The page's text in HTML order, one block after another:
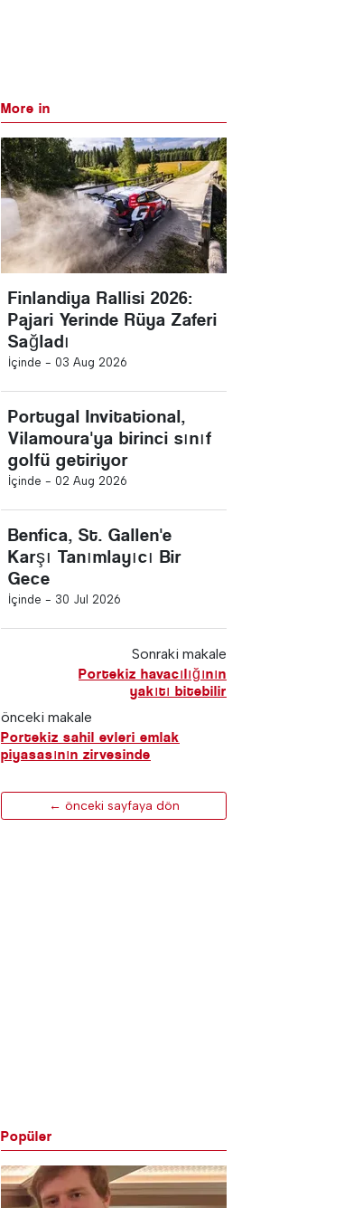
More in
Finlandiya Rallisi 2026:
Pajari Yerinde Rüya Zaferi
Sağladı
İçinde - 03 Aug 2026
Portugal Invitational,
Vilamoura'ya birinci sınıf
golfü getiriyor
İçinde - 02 Aug 2026
Benfica, St. Gallen'e
Karşı Tanımlayıcı Bir
Gece
İçinde - 30 Jul 2026
Sonraki makale
Portekiz havacılığının
yakıtı bitebilir
önceki makale
Portekiz sahil evleri emlak
piyasasının zirvesinde
← önceki sayfaya dön
Popüler